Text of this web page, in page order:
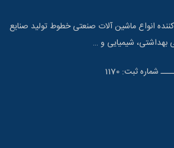
کننده انواع ماشین آلات صنعتی خطوط تولید صنایع
بهداشتی، شیمیایی و …